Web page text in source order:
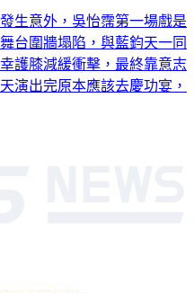
生意外，吳怡霈第一場戲是
台圍牆塌陷，與藍鈞天一同
護膝減緩衝擊，最終靠意志
演出完原本應該去慶功宴，